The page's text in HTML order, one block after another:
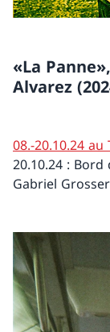
«La
Alvarez
08.-20.10.24
20.10.24 :
Gabriel